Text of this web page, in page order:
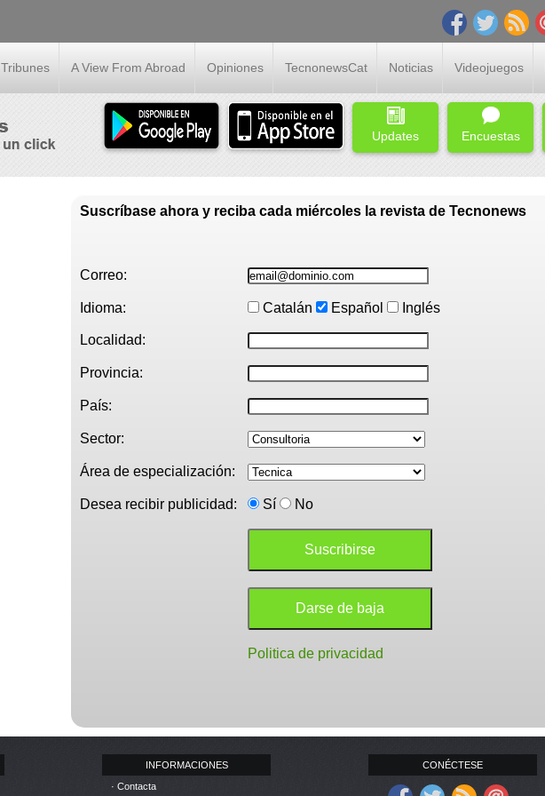
Tribunes A View From Abroad Opiniones TecnonewsCat Noticias Videojuegos
Updates Encuestas
Suscríbase ahora y reciba cada miércoles la revista de Tecnonews
Correo:
Idioma: Catalán Español Inglés
Localidad:
Provincia:
País:
Sector:
Área de especialización:
Desea recibir publicidad: Sí No
Politica de privacidad
INFORMACIONES
· Contacta
CONÉCTESE